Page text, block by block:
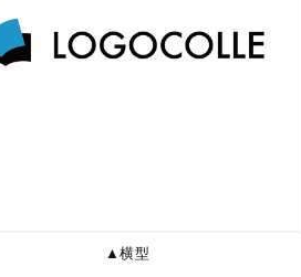
▲横型